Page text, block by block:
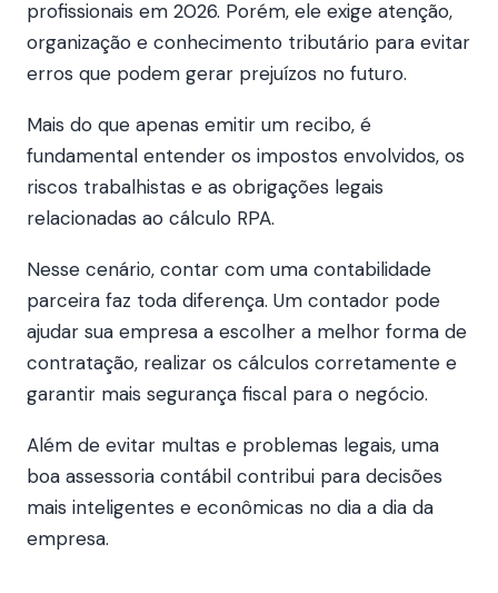
profissionais em 2026. Porém, ele exige atenção,
organização e conhecimento tributário para evitar
erros que podem gerar prejuízos no futuro.
Mais do que apenas emitir um recibo, é
fundamental entender os impostos envolvidos, os
riscos trabalhistas e as obrigações legais
relacionadas ao cálculo RPA.
Nesse cenário, contar com uma contabilidade
parceira faz toda diferença. Um contador pode
ajudar sua empresa a escolher a melhor forma de
contratação, realizar os cálculos corretamente e
garantir mais segurança fiscal para o negócio.
Além de evitar multas e problemas legais, uma
boa assessoria contábil contribui para decisões
mais inteligentes e econômicas no dia a dia da
empresa.